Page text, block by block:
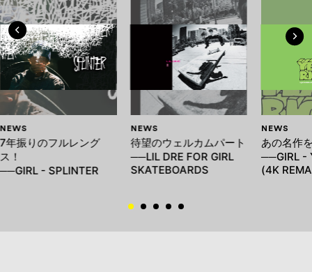
NEWS
7年振りのフルレング
ス！
──GIRL - SPLINTER
NEWS
待望のウェルカムパート
──LIL DRE FOR GIRL
SKATEBOARDS
NEWS
あの名作
──GIRL -
(4K